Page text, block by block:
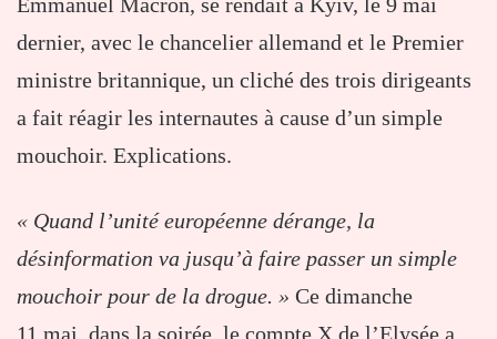
dernier, avec le chancelier allemand et le Premier
ministre britannique, un cliché des trois dirigeants
a fait réagir les internautes à cause d’un simple
mouchoir. Explications.
« Quand l’unité européenne dérange, la
désinformation va jusqu’à faire passer un simple
mouchoir pour de la drogue. » Ce dimanche
11 mai, dans la soirée, le compte X de l’Elysée a